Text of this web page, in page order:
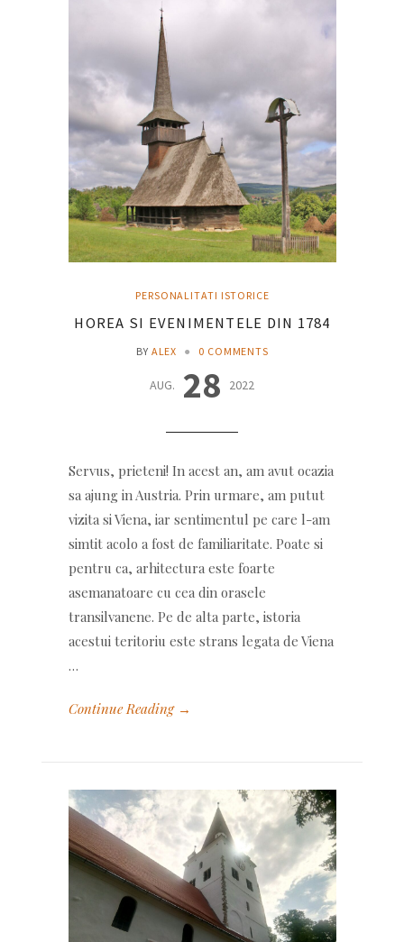
PERSONALITATI ISTORICE
HOREA SI EVENIMENTELE DIN 1784
BY ALEX ● 0 COMMENTS
28
AUG. 2022
Servus, prieteni! In acest an, am avut ocazia
sa ajung in Austria. Prin urmare, am putut
vizita si Viena, iar sentimentul pe care l-am
simtit acolo a fost de familiaritate. Poate si
pentru ca, arhitectura este foarte
asemanatoare cu cea din orasele
transilvanene. Pe de alta parte, istoria
acestui teritoriu este strans legata de Viena
…
Continue Reading →